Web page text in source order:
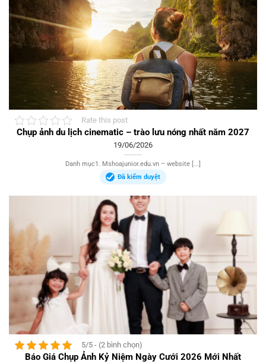
Rate this post
Chụp ảnh du lịch cinematic – trào lưu nóng nhất năm 2027
19/06/2026
Danh mục1. Mshoajunior.edu.vn – website [...]
Đã kiểm duyệt
5/5 - (2 bình chọn)
Báo Giá Chụp Ảnh Kỷ Niệm Ngày Cưới 2026 Mới Nhất